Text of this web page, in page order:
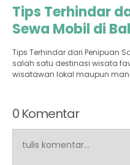
Tips Terhindar
Sewa Mobil di
Tips Terhindar dari Penipuan
salah satu destinasi wisata
wisatawan lokal maupun
0 Komentar